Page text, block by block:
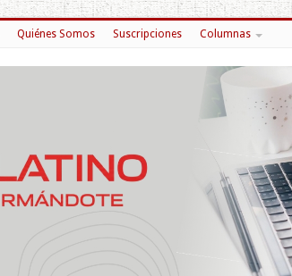
Quiénes Somos Suscripciones Columnas